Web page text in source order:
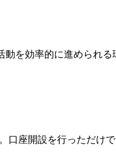
を効率的に進められ
口座開設を行っただけ